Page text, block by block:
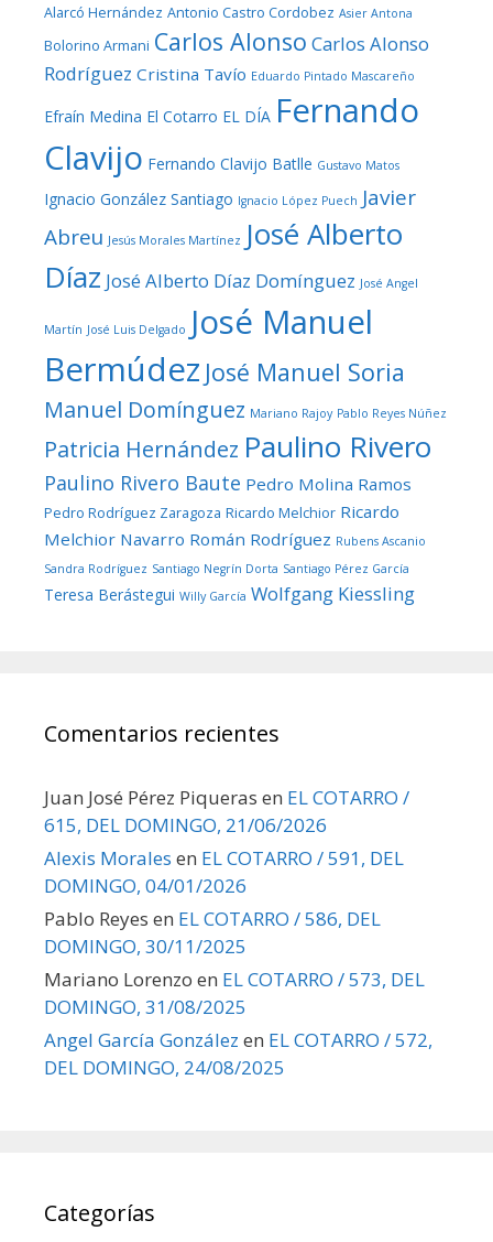
Alarcó Hernández Antonio Castro Cordobez Asier Antona
Bolorino Armani Carlos Alonso Carlos Alonso
Rodríguez Cristina Tavío Eduardo Pintado Mascareño
Efraín Medina El Cotarro EL DÍA Fernando
Clavijo Fernando Clavijo Batlle Gustavo Matos
Ignacio González Santiago Ignacio López Puech Javier
Abreu Jesús Morales Martínez José Alberto
Díaz José Alberto Díaz Domínguez José Angel
Martín José Luis Delgado José Manuel
Bermúdez José Manuel Soria
Manuel Domínguez Mariano Rajoy Pablo Reyes Núñez
Patricia Hernández Paulino Rivero
Paulino Rivero Baute Pedro Molina Ramos
Pedro Rodríguez Zaragoza Ricardo Melchior Ricardo
Melchior Navarro Román Rodríguez Rubens Ascanio
Sandra Rodríguez Santiago Negrín Dorta Santiago Pérez García
Teresa Berástegui Willy García Wolfgang Kiessling
Comentarios recientes
Juan José Pérez Piqueras en EL COTARRO /
615, DEL DOMINGO, 21/06/2026
Alexis Morales en EL COTARRO / 591, DEL
DOMINGO, 04/01/2026
Pablo Reyes en EL COTARRO / 586, DEL
DOMINGO, 30/11/2025
Mariano Lorenzo en EL COTARRO / 573, DEL
DOMINGO, 31/08/2025
Angel García González en EL COTARRO / 572,
DEL DOMINGO, 24/08/2025
Categorías